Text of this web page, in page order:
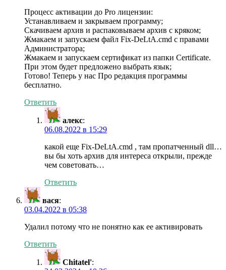
Процесс активации до Pro лицензии:
Устанавливаем и закрываем программу;
Скачиваем архив и распаковываем архив с кряком;
Жмакаем и запускаем файл Fix-DeLtA.cmd с правами
Администратора;
Жмакаем и запускаем сертификат из папки Certificate.
При этом будет предложено выбрать язык;
Готово! Теперь у нас Про редакция программы
бесплатно.
Ответить
алекс:
06.08.2022 в 15:29
какой еще Fix-DeLtA.cmd , там пропатченный dll…
вы бы хоть архив для интереса открыли, прежде
чем советовать…
Ответить
вася:
03.04.2022 в 05:38
Удалил потому что не понятно как ее активировать
Ответить
Chitatel':